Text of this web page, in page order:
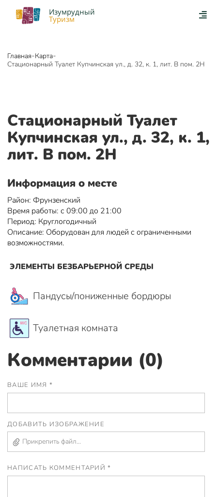
Изумрудный
Туризм
Главная-Карта-
Стационарный Туалет Купчинская ул., д. 32, к. 1, лит. В пом. 2Н
Стационарный Туалет
Купчинская ул., д. 32, к. 1,
лит. В пом. 2Н
Информация о месте
Район: Фрунзенский
Время работы: с 09:00 до 21:00
Период: Круглогодичный
Описание: Оборудован для людей с ограниченными
возможностями.
ЭЛЕМЕНТЫ БЕЗБАРЬЕРНОЙ СРЕДЫ
Пандусы/пониженные бордюры
Туалетная комната
Комментарии (0)
ВАШЕ ИМЯ *
ДОБАВИТЬ ИЗОБРАЖЕНИЕ
Прикрепить файл...
НАПИСАТЬ КОММЕНТАРИЙ *